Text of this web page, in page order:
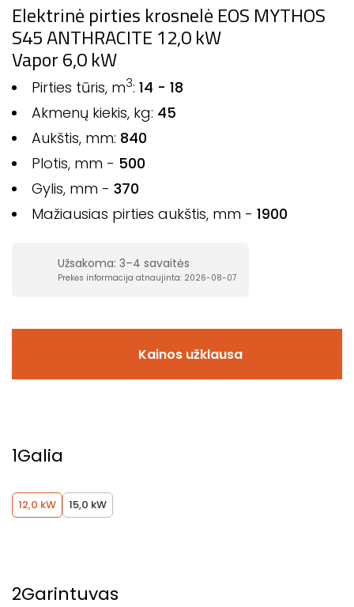
Elektrinė pirties krosnelė EOS MYTHOS
S45 ANTHRACITE 12,0 kW
Vapor 6,0 kW
Pirties tūris, m3: 14 - 18
Akmenų kiekis, kg: 45
Aukštis, mm: 840
Plotis, mm - 500
Gylis, mm - 370
Mažiausias pirties aukštis, mm - 1900
Užsakoma: 3–4 savaitės
Prekės informacija atnaujinta: 2026-08-07
Kainos užklausa
1Galia
12,0 kW 15,0 kW
2Garintuvas